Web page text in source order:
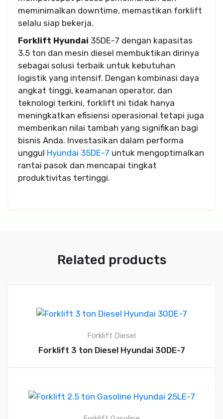
meminimalkan downtime, memastikan forklift
selalu siap bekerja.
Forklift Hyundai 35DE-7 dengan kapasitas
3.5 ton dan mesin diesel membuktikan dirinya
sebagai solusi terbaik untuk kebutuhan
logistik yang intensif. Dengan kombinasi daya
angkat tinggi, keamanan operator, dan
teknologi terkini, forklift ini tidak hanya
meningkatkan efisiensi operasional tetapi juga
memberikan nilai tambah yang signifikan bagi
bisnis Anda. Investasikan dalam performa
unggul Hyundai 35DE-7 untuk mengoptimalkan
rantai pasok dan mencapai tingkat
produktivitas tertinggi.
Related products
Forklift Diesel
Forklift 3 ton Diesel Hyundai 30DE-7